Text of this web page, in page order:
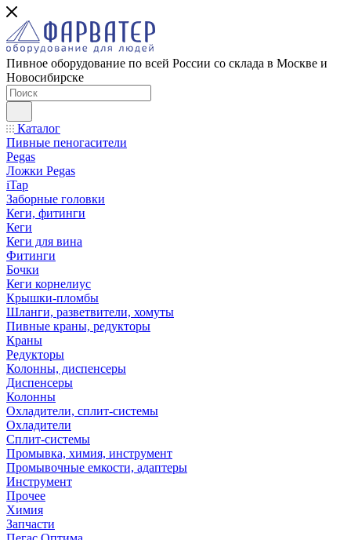
Пивное оборудование по всей России со склада в Москве и
Новосибирске
Каталог
Пивные пеногасители
Pegas
Ложки Pegas
iTap
Заборные головки
Кеги, фитинги
Кеги
Кеги для вина
Фитинги
Бочки
Кеги корнелиус
Крышки-пломбы
Шланги, разветвители, хомуты
Пивные краны, редукторы
Краны
Редукторы
Колонны, диспенсеры
Диспенсеры
Колонны
Охладители, сплит-системы
Охладители
Сплит-системы
Промывка, химия, инструмент
Промывочные емкости, адаптеры
Инструмент
Прочее
Химия
Запчасти